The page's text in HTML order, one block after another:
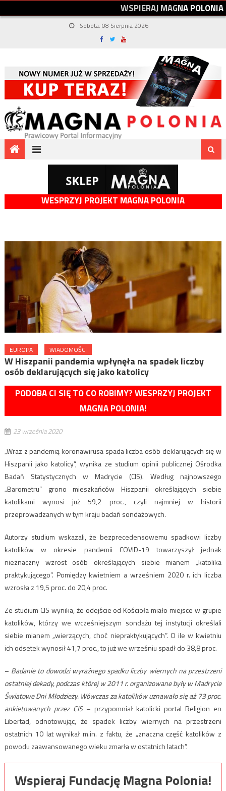
WSPIERAJMAGNAPOLONIA
Sobota, 08 Sierpnia 2026
WESPRZYJ PROJEKT MAGNA POLONIA
EUROPA WIADOMOŚCI
W Hiszpanii pandemia wpłynęła na spadek liczby
osób deklarujących się jako katolicy
PODOBA CI SIĘ TO CO ROBIMY? WESPRZYJ PROJEKT
MAGNA POLONIA!
23 września 2020
„Wraz z pandemią koronawirusa spada liczba osób deklarujących się w
Hiszpanii jako katolicy”, wynika ze studium opinii publicznej Ośrodka
Badań Statystycznych w Madrycie (CIS). Według najnowszego
„Barometru” grono mieszkańców Hiszpanii określających siebie
katolikami wynosi już 59,2 proc., czyli najmniej w historii
przeprowadzanych w tym kraju badań sondażowych.
Autorzy studium wskazali, że bezprecedensowemu spadkowi liczby
katolików w okresie pandemii COVID-19 towarzyszył jednak
nieznaczny wzrost osób określających siebie mianem „katolika
praktykującego”. Pomiędzy kwietniem a wrześniem 2020 r. ich liczba
wzrosła z 19,5 proc. do 20,4 proc.
Ze studium CIS wynika, że odejście od Kościoła miało miejsce w grupie
katolików, którzy we wcześniejszym sondażu tej instytucji określali
siebie mianem „wierzących, choć niepraktykujących”. O ile w kwietniu
ich odsetek wynosił 41,7 proc., to już we wrześniu spadł do 38,8 proc.
– Badanie to dowodzi wyraźnego spadku liczby wiernych na przestrzeni
ostatniej dekady, podczas której w 2011 r. organizowane były w Madrycie
Światowe Dni Młodzieży. Wówczas za katolików uznawało się aż 73 proc.
ankietowanych przez CIS– przypomniał katolicki portal Religion en
Libertad, odnotowując, że spadek liczby wiernych na przestrzeni
ostatnich 10 lat wynikał m.in. z faktu, że „znaczna część katolików z
powodu zaawansowanego wieku zmarła w ostatnich latach”.
Wspieraj Fundację Magna Polonia!